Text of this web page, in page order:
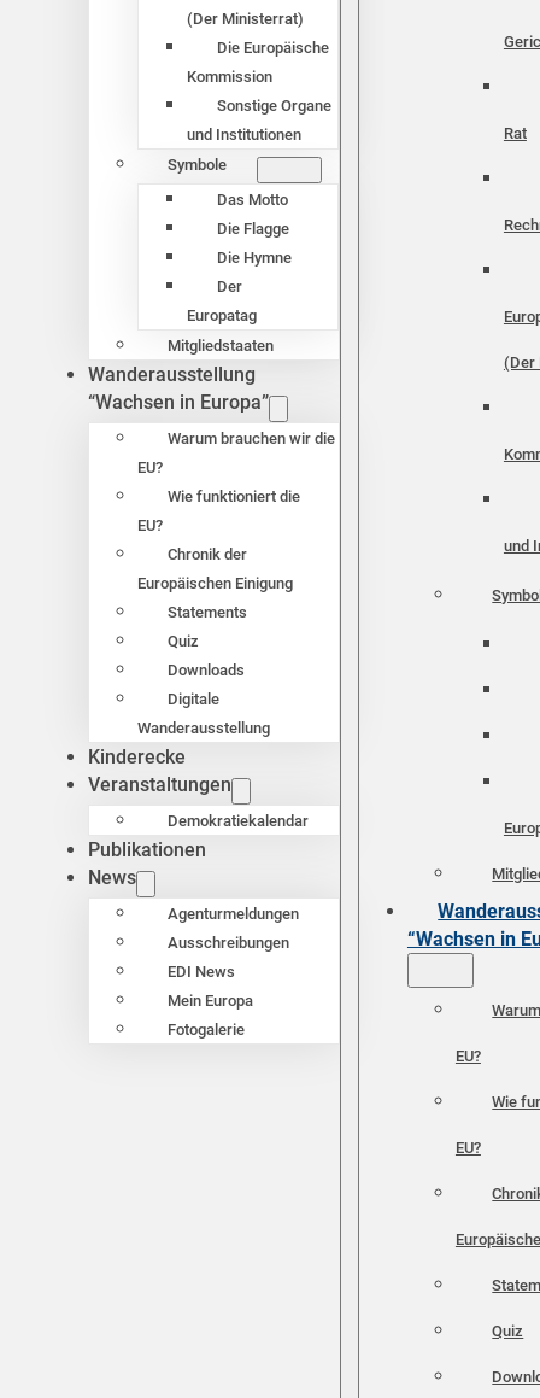
(Der Ministerrat)
Die Europäische
Kommission
Sonstige Organe
und Institutionen
Symbole
Das Motto
Die Flagge
Die Hymne
Der
Europatag
Mitgliedstaaten
Wanderausstellung
“Wachsen in Europa”
Warum brauchen wir die
EU?
Wie funktioniert die
EU?
Chronik der
Europäischen Einigung
Statements
Quiz
Downloads
Digitale
Wanderausstellung
Kinderecke
Veranstaltungen
Demokratiekalendar
Publikationen
News
Agenturmeldungen
Ausschreibungen
EDI News
Mein Europa
Fotogalerie
Rat
(Der
und
“Wachsen in
EU?
Wie
EU?
Quiz